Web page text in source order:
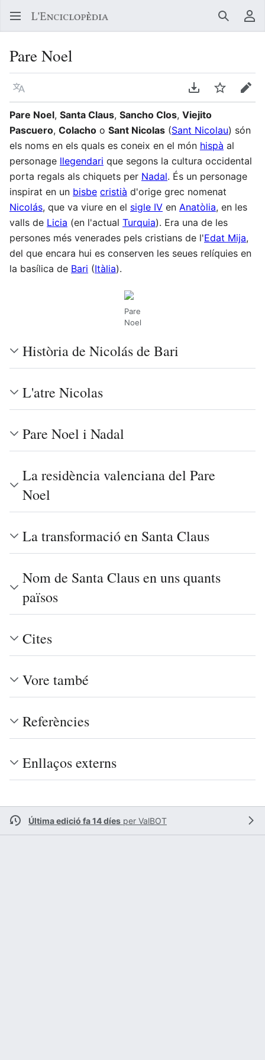
Buscar
Pare Noel
Llegir en un atre idioma Descarregar en
Vigilar
Pare Noel, Santa Claus, Sancho Clos, Viejito
Pascuero, Colacho o Sant Nicolas (Sant Nicolau) són
els noms en els quals es coneix en el món hispà al
personage llegendari que segons la cultura occidental
porta regals als chiquets per Nadal. És un personage
inspirat en un bisbe cristià d'orige grec nomenat
Nicolás, que va viure en el sigle IV en Anatòlia, en les
valls de Licia (en l'actual Turquia). Era una de les
persones més venerades pels cristians de l'Edat Mija,
del que encara hui es conserven les seues relíquies en
la basílica de Bari (Itàlia).
Pare
Noel
Història de Nicolás de Bari
L'atre Nicolas
Pare Noel i Nadal
La residència valenciana del Pare
Noel
La transformació en Santa Claus
Nom de Santa Claus en uns quants
països
Cites
Vore també
Referències
Enllaços externs
Última edició fa 14 díes per ValBOT